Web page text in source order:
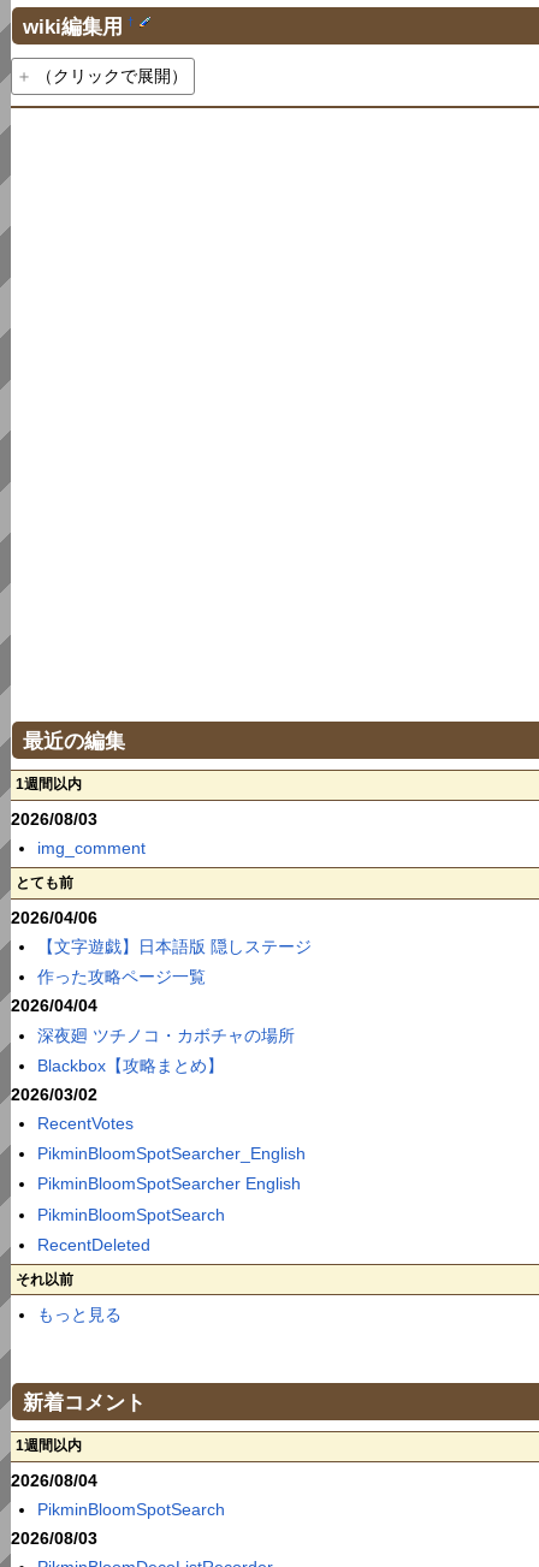
wiki編集用 †
（クリックで展開）
最近の編集
1週間以内
2026/08/03
img_comment
とても前
2026/04/06
【文字遊戯】日本語版 隠しステージ
作った攻略ページ一覧
2026/04/04
深夜廻 ツチノコ・カボチャの場所
Blackbox【攻略まとめ】
2026/03/02
RecentVotes
PikminBloomSpotSearcher_English
PikminBloomSpotSearcher English
PikminBloomSpotSearch
RecentDeleted
それ以前
もっと見る
新着コメント
1週間以内
2026/08/04
PikminBloomSpotSearch
2026/08/03